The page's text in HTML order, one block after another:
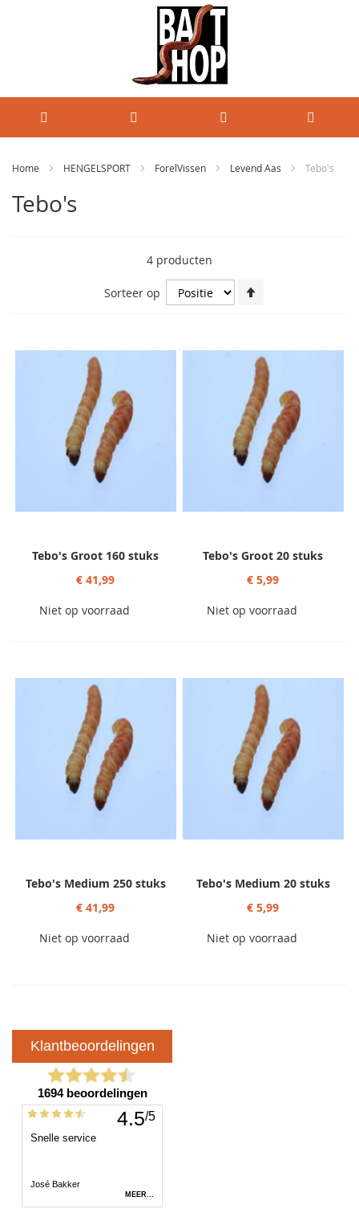
Home HENGELSPORT ForelVissen Levend Aas Tebo's
Tebo's
4 producten
Sorteer op
sorteren
Tebo's Groot 160 stuks
€ 41,99
Niet op voorraad
Tebo's Groot 20 stuks
€ 5,99
Niet op voorraad
Tebo's Medium 250 stuks
€ 41,99
Niet op voorraad
Tebo's Medium 20 stuks
€ 5,99
Niet op voorraad